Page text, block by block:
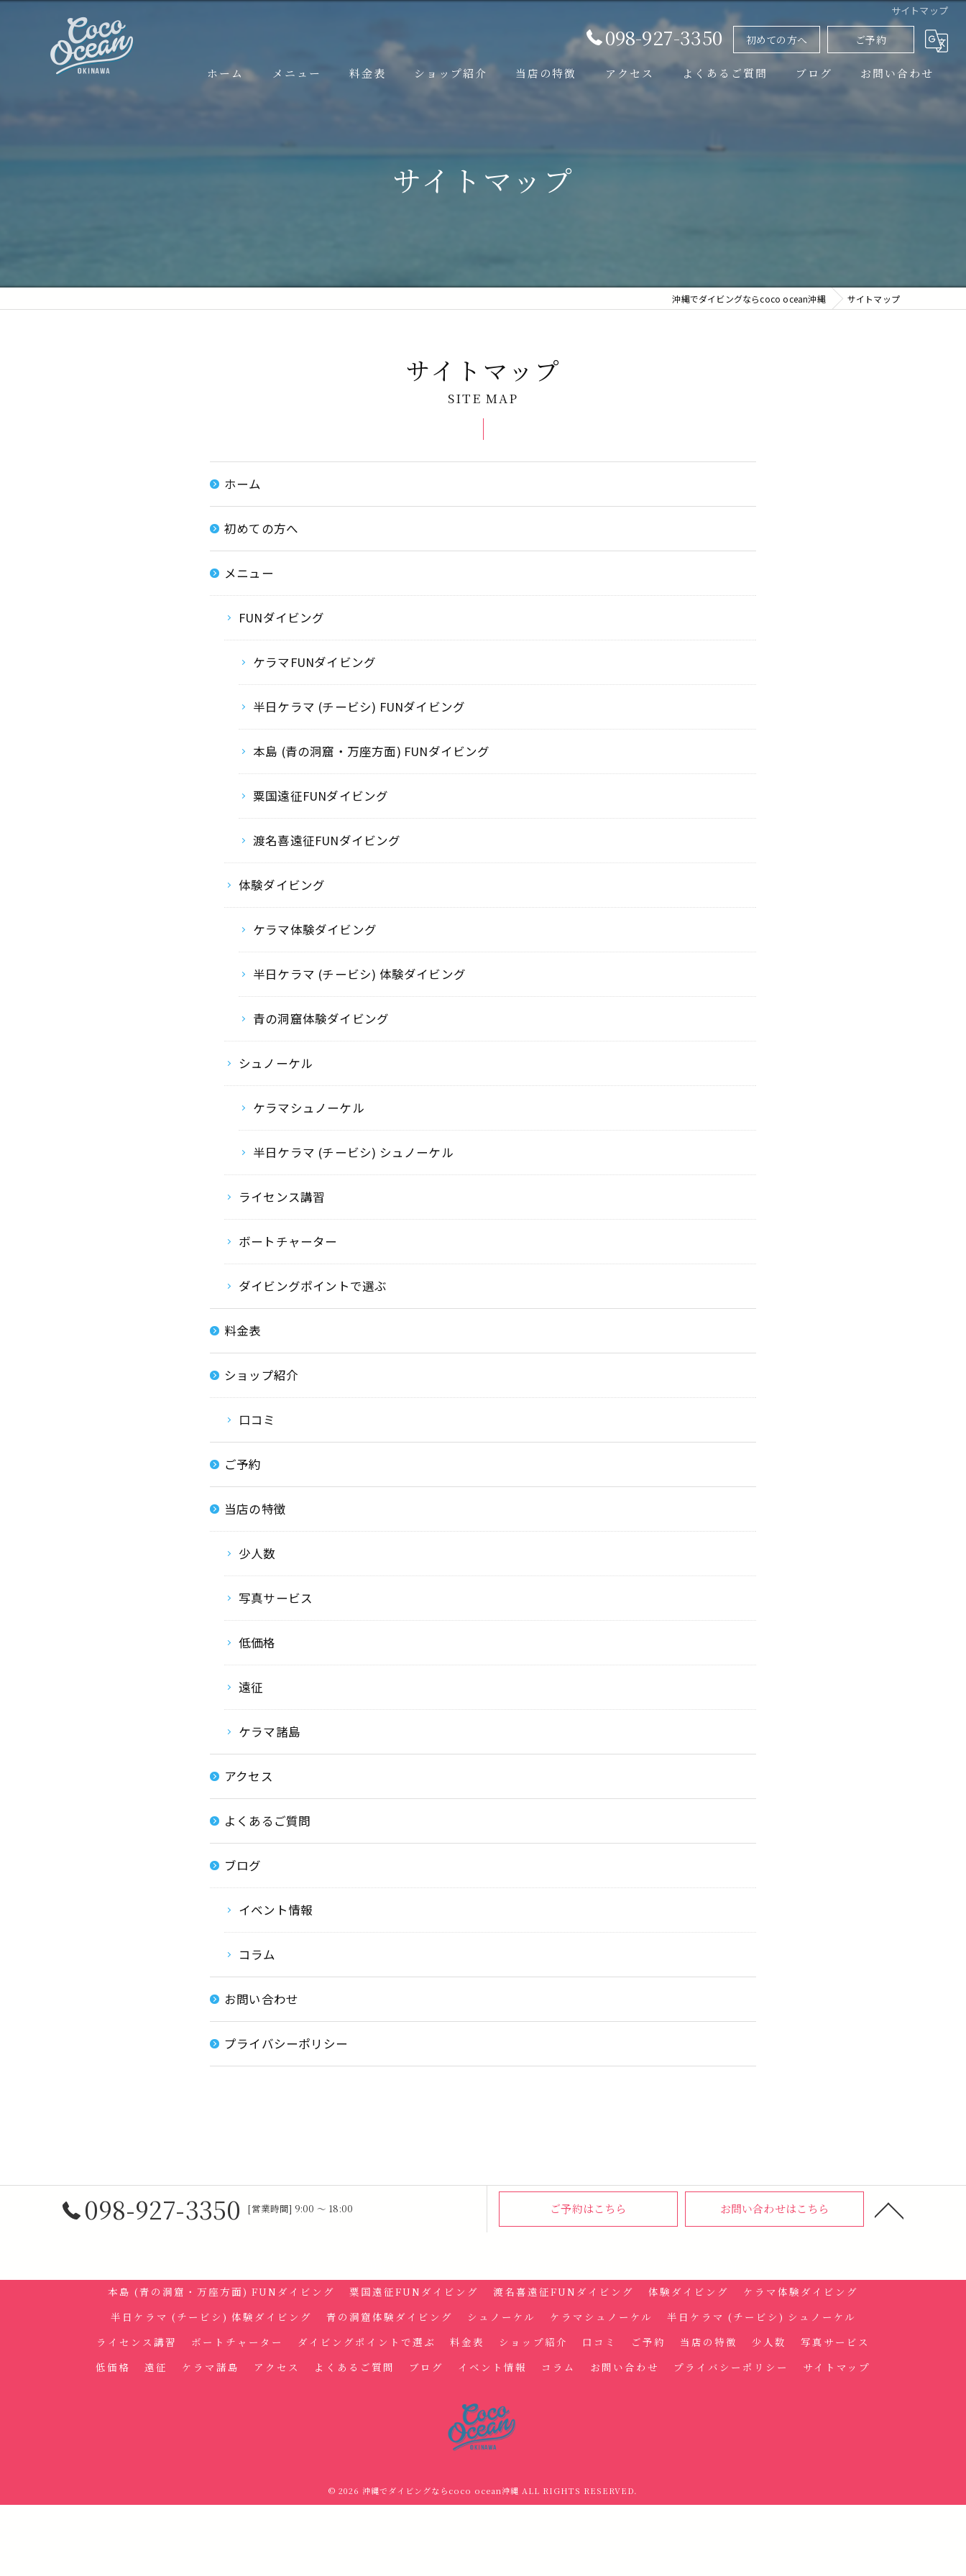
サイトマップ
098-927-3350 初めての方へ ご予約
ホーム メニュー
ケラマFUNダイビング
半日ケラマ (チービシ) FUNダイビング
渡名喜遠征FUNダイビング
半日ケラマ (チービシ) 体験ダイビング
ライセンス講習
ダイビングポイントで選ぶ
料金表 ショップ紹介 当店の特徴
低価格
アクセス よくあるご質問 ブログ お問い合わせ
サイトマップ
沖縄でダイビングならcoco ocean沖縄 サイトマップ
SITE MAP
サイトマップ
ホーム
初めての方へ
メニュー
FUNダイビング
ケラマFUNダイビング
半日ケラマ (チービシ) FUNダイビング
本島 (青の洞窟・万座方面) FUNダイビング
粟国遠征FUNダイビング
渡名喜遠征FUNダイビング
体験ダイビング
ケラマ体験ダイビング
半日ケラマ (チービシ) 体験ダイビング
青の洞窟体験ダイビング
シュノーケル
ケラマシュノーケル
半日ケラマ (チービシ) シュノーケル
ライセンス講習
ボートチャーター
ダイビングポイントで選ぶ
料金表
ショップ紹介
口コミ
ご予約
当店の特徴
少人数
写真サービス
低価格
遠征
ケラマ諸島
アクセス
よくあるご質問
ブログ
イベント情報
コラム
お問い合わせ
プライバシーポリシー
098-927-3350 [営業時間] 9:00 ～ 18:00 ご予約はこちら お問い合わせはこちら
本島 (青の洞窟・万座方面) FUNダイビング
粟国遠征FUNダイビング 渡名喜遠征FUNダイビング 体験ダイビング
ケラマ体験ダイビング
半日ケラマ (チービシ) 体験ダイビング
青の洞窟体験ダイビング シュノーケル ケラマシュノーケル
半日ケラマ (チービシ) シュノーケル
ライセンス講習
ボートチャーター ダイビングポイントで選ぶ 料金表 ショップ紹介 口コミ ご予約 当店の特徴 少人数
写真サービス
低価格
遠征 ケラマ諸島 アクセス よくあるご質問 ブログ イベント情報 コラム お問い合わせ プライバシーポリシー サイトマップ
© 2026 沖縄でダイビングならcoco ocean沖縄 ALL RIGHTS RESERVED.